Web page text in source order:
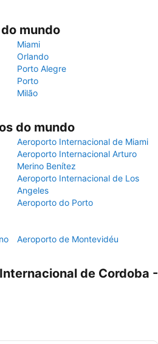
mundo
Miami
Orlando
Porto Alegre
Porto
Milão
do mundo
Aeroporto Internacional de Miami
Aeroporto Internacional Arturo
Merino Benítez
Aeroporto Internacional de Los
Angeles
Aeroporto do Porto
Aeroporto de Montevidéu
de Cordoba -